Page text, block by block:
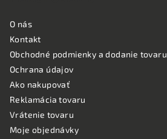
O nás
Kontakt
Obchodné podmienky a dodanie tovaru
Ochrana údajov
Ako nakupovať
Reklamácia tovaru
Vrátenie tovaru
Moje objednávky